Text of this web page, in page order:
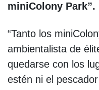
miniColony Park”.
“Tanto los
ambientalista de
quedarse con los
estén ni el